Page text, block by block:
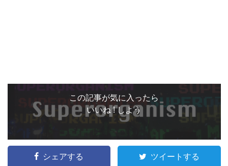
この記事が気に入ったら
いいね ! しよう
シェアする ツイートする